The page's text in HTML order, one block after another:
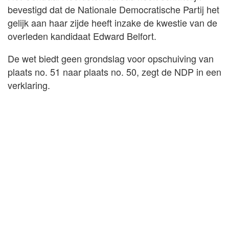
bevestigd dat de Nationale Democratische Partij het
gelijk aan haar zijde heeft inzake de kwestie van de
overleden kandidaat Edward Belfort.
De wet biedt geen grondslag voor opschuiving van
plaats no. 51 naar plaats no. 50, zegt de NDP in een
verklaring.